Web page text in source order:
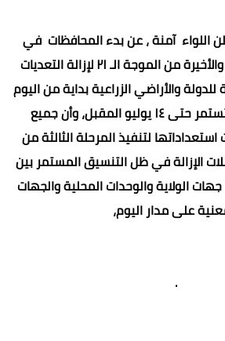
اللواء آمنة ، عن بدء المحافظات في
تنفيذ المرحلة الثالثة والأخيرة من الموجة الـ ٢١ لإزالة التعديات
والأراضي الزراعية بداية من اليوم
السبت، ٢٤ يونيو، وتستمر حتى ١٤ يوليو المقبل، وأن جميع
لتنفيذ المرحلة الثالثة من
الإزالة في ظل التنسيق المستمر بين
الولاية والوحدات المحلية والجهات
على مدار اليوم،
.